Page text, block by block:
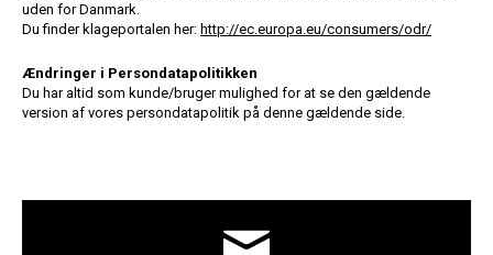
uden for Danmark.
Du finder klageportalen her: http://ec.europa.eu/consumers/odr/
Ændringer i Persondatapolitikken
Du har altid som kunde/bruger mulighed for at se den gældende
version af vores persondatapolitik på denne gældende side.